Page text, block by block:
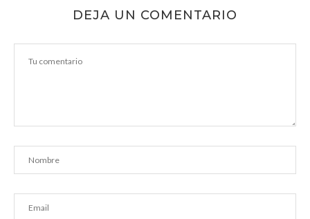
DEJA UN COMENTARIO